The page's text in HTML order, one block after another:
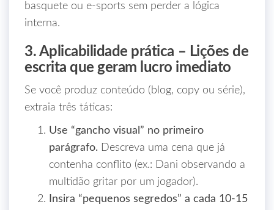
basquete ou e‑sports sem perder a lógica
interna.
3. Aplicabilidade prática – Lições de
escrita que geram lucro imediato
Se você produz conteúdo (blog, copy ou série),
extraia três táticas:
Use “gancho visual” no primeiro
parágrafo. Descreva uma cena que já
contenha conflito (ex.: Dani observando a
multidão gritar por um jogador).
Insira “pequenos segredos” a cada 10‑15